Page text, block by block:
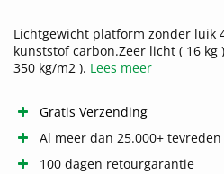
Lichtgewicht platform zonder luik
kunststof carbon.Zeer licht ( 16
350 kg/m2 ). Lees meer
Gratis Verzending
Al meer dan 25.000+
100 dagen retourgarantie